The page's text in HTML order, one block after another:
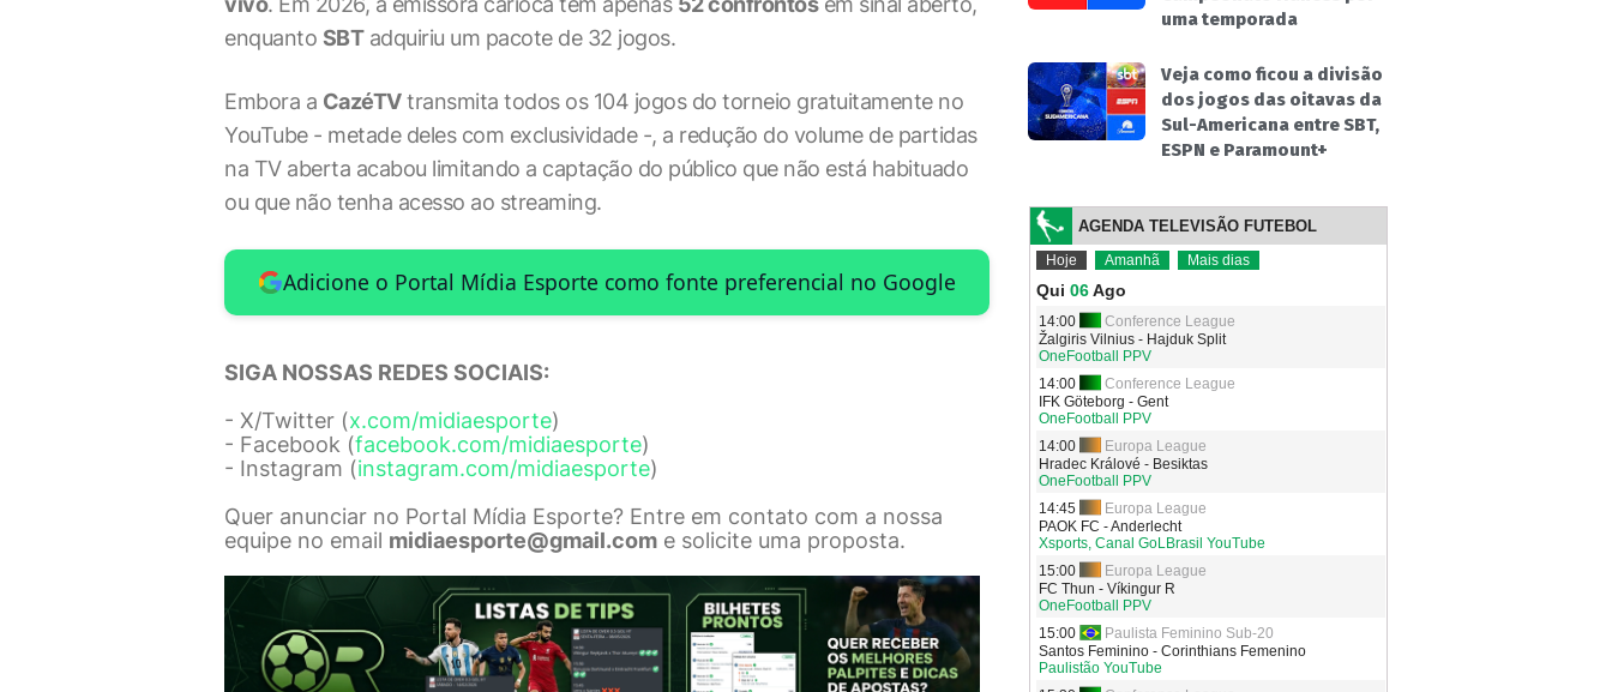
enquanto SBTadquiriu um pacote de 32 jogos.
Embora a CazéTVtransmita todos os 104 jogos do torneio gratuitamente no
YouTube - metade deles com exclusividade -, a redução do volume de partidas
na TV aberta acabou limitando a captação do público que não está habituado
ou que não tenha acesso ao streaming.
Adicione o Portal Mídia Esporte como fonte preferencial no Google
SIGA NOSSAS REDES SOCIAIS:
- X/Twitter (x.com/midiaesporte)
- Facebook (facebook.com/midiaesporte)
- Instagram (instagram.com/midiaesporte)
Quer anunciar no Portal Mídia Esporte? Entre em contato com a nossa
equipe no email midiaesporte@gmail.com e solicite uma proposta.
uma temporada
Veja como ficou a divisão
dos jogos das oitavas da
Sul-Americana entre SBT,
ESPN e Paramount+